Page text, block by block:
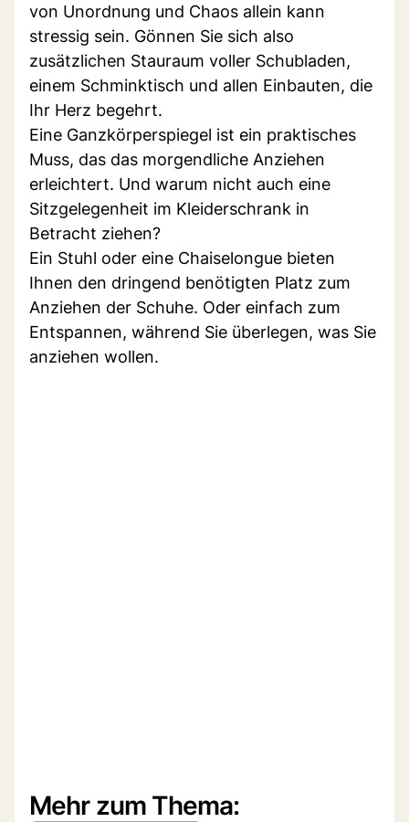
von Unordnung und Chaos allein kann
stressig sein. Gönnen Sie sich also
zusätzlichen Stauraum voller Schubladen,
einem Schminktisch und allen Einbauten, die
Ihr Herz begehrt.
Eine Ganzkörperspiegel ist ein praktisches
Muss, das das morgendliche Anziehen
erleichtert. Und warum nicht auch eine
Sitzgelegenheit im Kleiderschrank in
Betracht ziehen?
Ein Stuhl oder eine Chaiselongue bieten
Ihnen den dringend benötigten Platz zum
Anziehen der Schuhe. Oder einfach zum
Entspannen, während Sie überlegen, was Sie
anziehen wollen.
Mehr zum Thema: